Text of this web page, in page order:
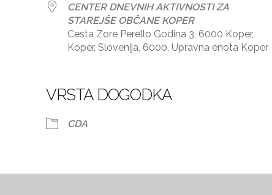
CENTER DNEVNIH AKTIVNOSTI ZA
STAREJŠE OBČANE KOPER
Cesta Zore Perello Godina 3, 6000 Koper,
Koper, Slovenija, 6000, Upravna enota Koper
VRSTA DOGODKA
CDA